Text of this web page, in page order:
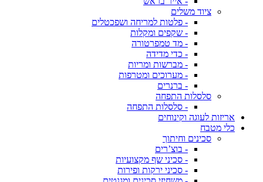
ציוד משלים
- פלטות למריחה ושפכטלים
- שקפים ומקלות
- מד טמפרטורה
- כדי מדידה
- מברשות ומריות
- מערוכים ומטרפות
- ברנרים
סלסלות התפחה
- סלסלות התפחה
אריזות לעוגה וקינוחים
כלי מטבח
סכינים וחיתוך
- בוצ’רים
- סכיני שף מקצועיות
- סכיני ירקות ופירות